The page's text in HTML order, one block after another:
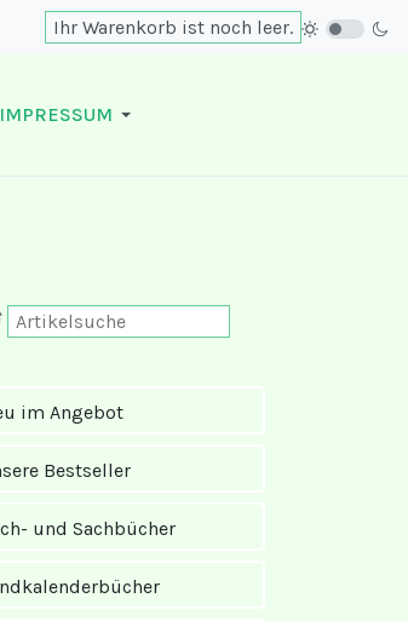
Ihr Warenkorb ist noch leer.
im Angebot
Bestseller
und Sachbücher